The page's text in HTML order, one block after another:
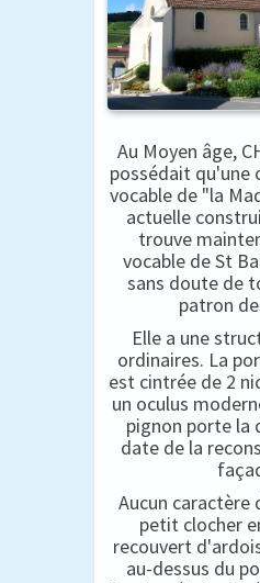
Au Moyen âge,
possédait qu'une
vocable de "la
actuelle
trouve
vocable de St
sans doute de
patron
Elle a une
ordinaires. La
est cintrée de 2
un oculus
pignon porte la
date de la
Aucun caractère
petit clocher
recouvert
au-dessus du